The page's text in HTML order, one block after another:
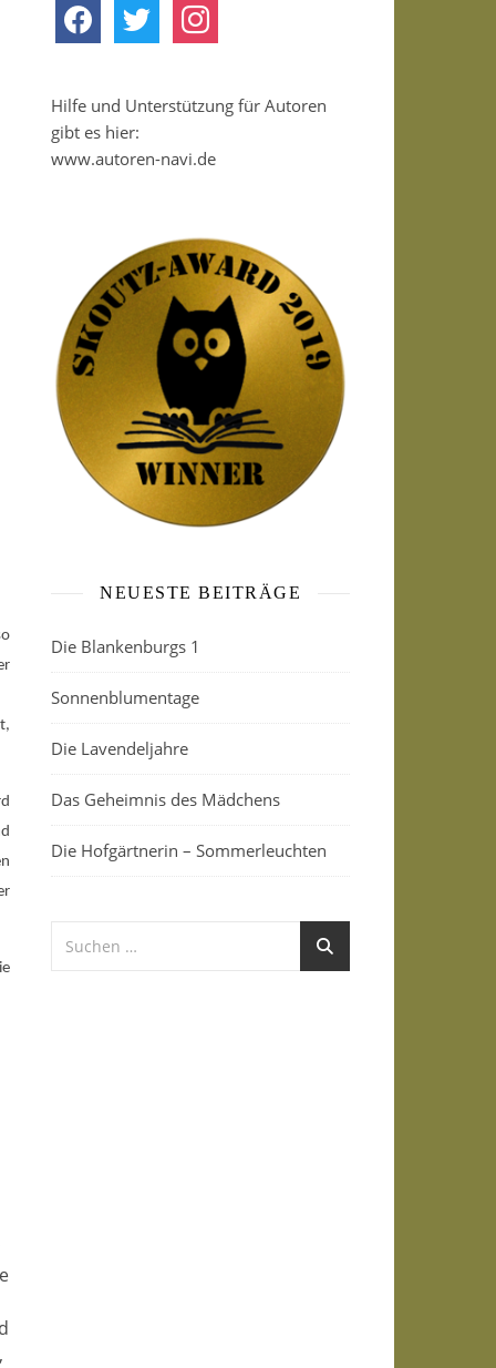
facebook twitter instagram
Hilfe und Unterstützung für Autoren
gibt es hier:
www.autoren-navi.de
NEUESTE BEITRÄGE
Die Blankenburgs 1
Sonnenblumentage
Die Lavendeljahre
Das Geheimnis des Mädchens
Die Hofgärtnerin – Sommerleuchten